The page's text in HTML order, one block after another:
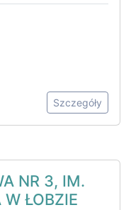
Szczegóły
NR 3, IM.
ŁOBZIE